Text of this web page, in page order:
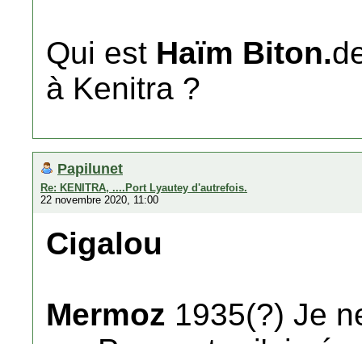
Qui est Haïm Biton.
à Kenitra ?
Papilunet
Re: KENITRA, ....Port Lyautey d'autrefois.
22 novembre 2020, 11:00
Cigalou
Mermoz 1935(?) Je